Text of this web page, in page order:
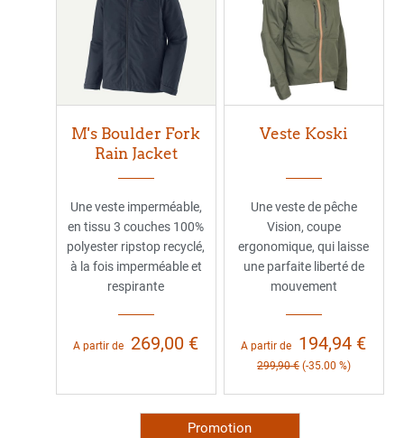
M's Boulder Fork
Rain Jacket
Une veste imperméable,
en tissu 3 couches 100%
polyester ripstop recyclé,
à la fois imperméable et
respirante
A partir de 269,00 €
Veste Koski
Une veste de pêche
Vision, coupe
ergonomique, qui laisse
une parfaite liberté de
mouvement
A partir de 194,94 €
299,90 € (-35.00 %)
Promotion